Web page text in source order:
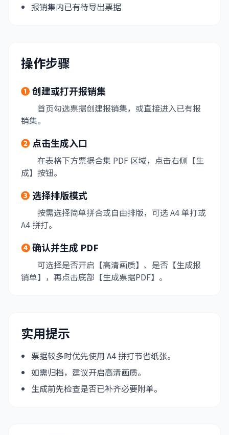
报销集内已有待导出票据
操作步骤
❶创建或打开报销集
首页勾选票据创建报销集，或直接进入已有报
销集。
❷ 点击生成入口
在表格下方票据合集 PDF 区域，点击右侧【生
成】按钮。
❸ 选择排版模式
按需选择简单拼合或自由排版，可选 A4 单打或
A4 拼打。
❹确认并生成 PDF
可选择是否开启【高清画质】、是否【生成报
销单】，再点击底部【生成票据PDF】。
实用提示
票据较多时优先使用 A4 拼打节省纸张。
如需归档，建议开启高清画质。
生成前先检查是否已补齐必要附单。